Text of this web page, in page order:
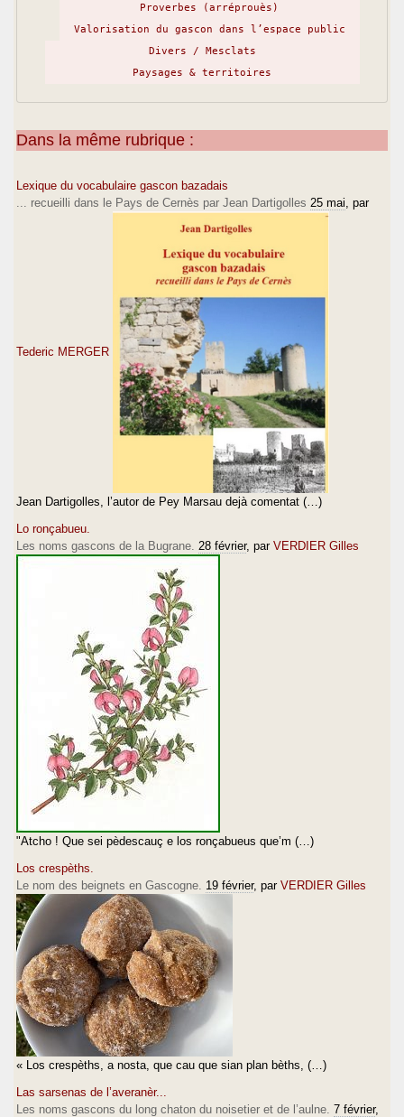
Proverbes (arréprouès)
Valorisation du gascon dans l’espace public
Divers / Mesclats
Paysages & territoires
Dans la même rubrique :
Lexique du vocabulaire gascon bazadais
... recueilli dans le Pays de Cernès par Jean Dartigolles 25 mai , par
Tederic MERGER
Jean Dartigolles, l’autor de Pey Marsau dejà comentat (…)
Lo ronçabueu.
Les noms gascons de la Bugrane. 28 février, par VERDIER Gilles
"Atcho ! Que sei pèdescauç e los ronçabueus que’m (…)
Los crespèths.
Le nom des beignets en Gascogne. 19 février, par VERDIER Gilles
« Los crespèths, a nosta, que cau que sian plan bèths, (…)
Las sarsenas de l’averanèr...
Les noms gascons du long chaton du noisetier et de l’aulne. 7 février,